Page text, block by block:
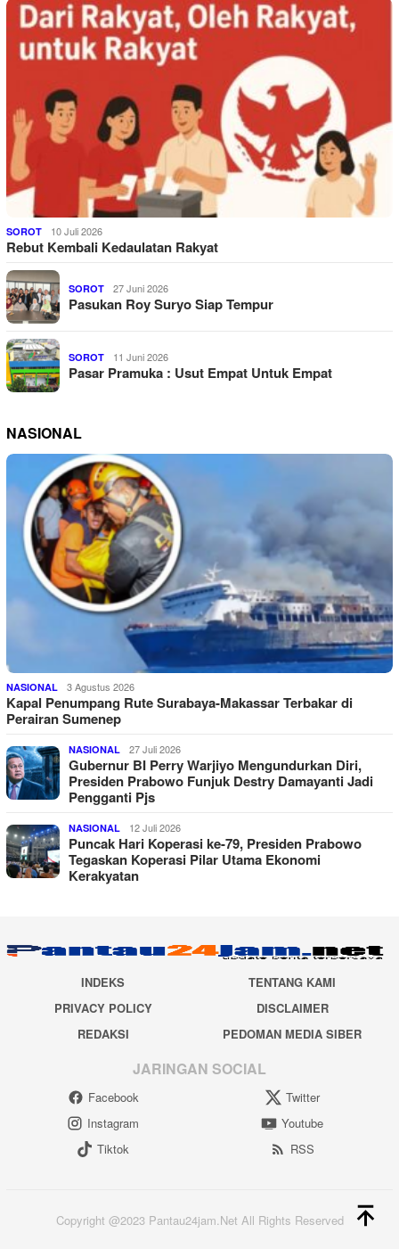
SOROT 10 Juli 2026
Rebut Kembali Kedaulatan Rakyat
SOROT 27 Juni 2026
Pasukan Roy Suryo Siap Tempur
SOROT 11 Juni 2026
Pasar Pramuka : Usut Empat Untuk Empat
NASIONAL
NASIONAL 3 Agustus 2026
Kapal Penumpang Rute Surabaya-Makassar Terbakar di
Perairan Sumenep
NASIONAL 27 Juli 2026
Gubernur BI Perry Warjiyo Mengundurkan Diri,
Presiden Prabowo Funjuk Destry Damayanti Jadi
Pengganti Pjs
NASIONAL 12 Juli 2026
Puncak Hari Koperasi ke-79, Presiden Prabowo
Tegaskan Koperasi Pilar Utama Ekonomi
Kerakyatan
INDEKS
TENTANG KAMI
PRIVACY POLICY
DISCLAIMER
REDAKSI
PEDOMAN MEDIA SIBER
JARINGAN SOCIAL
Facebook
Twitter
Instagram
Youtube
Tiktok
RSS
Copyright @2023 Pantau24jam.Net All Rights Reserved